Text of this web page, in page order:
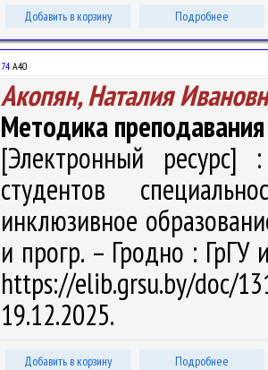
Добавить в корзину Подробнее
74 А40
Акопян, Наталия
Методика
[Электронный ресурс]
студентов
инклюзивное
и прогр. – Гродно :
https://elib.grsu.by/doc/
19.12.2025.
Добавить в корзину Подробнее